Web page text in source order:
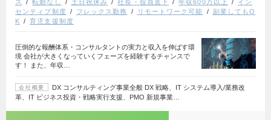
ス
転勤なし 土日祝休み 社長・役員直下 年収600万以上
イン
センティブ制度
フレックス勤務 リモートワーク可能
副業してもO
K
育児支援制度
圧倒的な報酬体系・コンサルタントの実力と収入を伸ばす環
境 会社が大きくなっていくフェーズを経験するチャンスで
す！ また、年収…
会社概要
DX コンサルティング事業全般 DX 戦略、IT システム導入/業務改
革、IT ビジネス投資・戦略実行支援、PMO 新規事業…